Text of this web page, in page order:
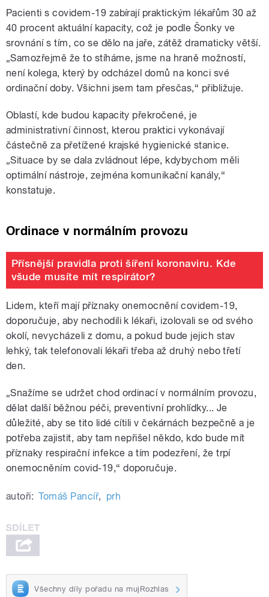
Pacienti s covidem-19 zabírají praktickým lékařům 30 až
40 procent aktuální kapacity, což je podle Šonky ve
srovnání s tím, co se dělo na jaře, zátěž dramaticky větší.
„Samozřejmě že to stíháme, jsme na hraně možností,
není kolega, který by odcházel domů na konci své
ordinační doby. Všichni jsem tam přesčas,“ přibližuje.
Oblastí, kde budou kapacity překročené, je
administrativní činnost, kterou praktici vykonávají
částečně za přetížené krajské hygienické stanice.
„Situace by se dala zvládnout lépe, kdybychom měli
optimální nástroje, zejména komunikační kanály,“
konstatuje.
Ordinace v normálním provozu
Přísnější pravidla proti šíření koronaviru. Kde
všude musíte mít respirátor?
Lidem, kteří mají příznaky onemocnění covidem-19,
doporučuje, aby nechodili k lékaři, izolovali se od svého
okolí, nevycházeli z domu, a pokud bude jejich stav
lehký, tak telefonovali lékaři třeba až druhý nebo třetí
den.
„Snažíme se udržet chod ordinací v normálním provozu,
dělat další běžnou péči, preventivní prohlídky... Je
důležité, aby se tito lidé cítili v čekárnách bezpečně a je
potřeba zajistit, aby tam nepřišel někdo, kdo bude mít
příznaky respirační infekce a tím podezření, že trpí
onemocněním covid-19,“ doporučuje.
autoři: Tomáš Pancíř, prh
Všechny díly pořadu na mujRozhlas